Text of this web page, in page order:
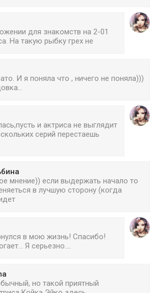
для знакомств на 2-01
На такую рыбку грех не
И я поняла что , ничего не поняла)))
и актриса не выглядит
серий перестаешь
мнение)) если выдержать начало то
в лучшую сторону (когда
в мою жизнь! Спасибо!
Я серьезно....
но такой приятный